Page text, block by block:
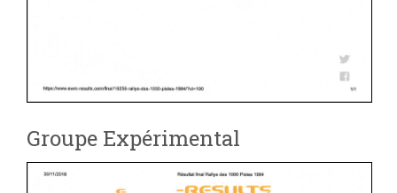
Groupe Expérimental